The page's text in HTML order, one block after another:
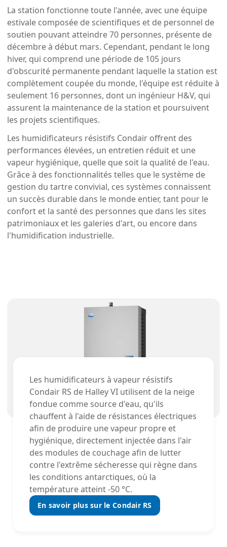
La station fonctionne toute l'année, avec une équipe
estivale composée de scientifiques et de personnel de
soutien pouvant atteindre 70 personnes, présente de
décembre à début mars. Cependant, pendant le long
hiver, qui comprend une période de 105 jours
d'obscurité permanente pendant laquelle la station est
complètement coupée du monde, l'équipe est réduite à
seulement 16 personnes, dont un ingénieur H&V, qui
assurent la maintenance de la station et poursuivent
les projets scientifiques.
Les humidificateurs résistifs Condair offrent des
performances élevées, un entretien réduit et une
vapeur hygiénique, quelle que soit la qualité de l'eau.
Grâce à des fonctionnalités telles que le système de
gestion du tartre convivial, ces systèmes connaissent
un succès durable dans le monde entier, tant pour le
confort et la santé des personnes que dans les sites
patrimoniaux et les galeries d'art, ou encore dans
l'humidification industrielle.
Les humidificateurs à vapeur résistifs
Condair RS de Halley VI utilisent de la neige
fondue comme source d'eau, qu'ils
chauffent à l'aide de résistances électriques
afin de produire une vapeur propre et
hygiénique, directement injectée dans l'air
des modules de couchage afin de lutter
contre l'extrême sécheresse qui règne dans
les conditions antarctiques, où la
température atteint -50 °C.
En savoir plus sur le Condair RS